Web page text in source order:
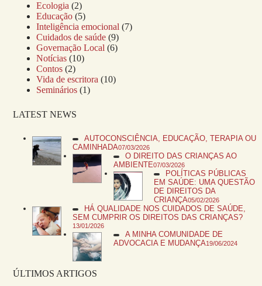
Ecologia (2)
Educação (5)
Inteligência emocional (7)
Cuidados de saúde (9)
Governação Local (6)
Notícias (10)
Contos (2)
Vida de escritora (10)
Seminários (1)
LATEST NEWS
AUTOCONSCIÊNCIA, EDUCAÇÃO, TERAPIA OU
CAMINHADA07/03/2026
O DIREITO DAS CRIANÇAS AO
AMBIENTE07/03/2026
POLÍTICAS PÚBLICAS
EM SAÚDE: UMA QUESTÃO
DE DIREITOS DA
CRIANÇA05/02/2026
HÁ QUALIDADE NOS CUIDADOS DE SAÚDE,
SEM CUMPRIR OS DIREITOS DAS CRIANÇAS?
13/01/2026
A MINHA COMUNIDADE DE
ADVOCACIA E MUDANÇA19/06/2024
ÚLTIMOS ARTIGOS